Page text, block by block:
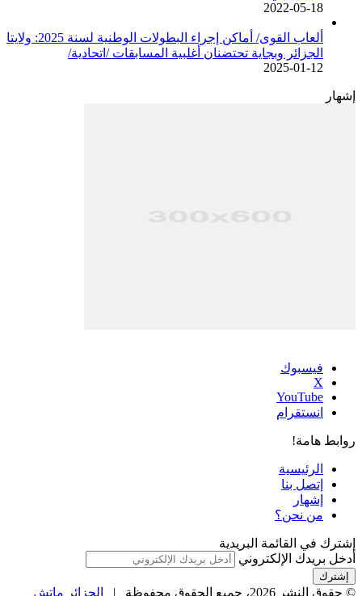
2022-05-18
ألعاب القوى/ أماكن إجراء البطولات الوطنية لسنة 2025: ولايتا
الجزائر وبجاية تحتضنان أغلبية المسابقات /اتحادية/
2025-01-12
إشهار
فيسبوك
‫X
‫YouTube
انستقرام
روابط هامة!
الرئيسية
إتصل بنا
إشهار
من نحن؟
إشترك في القائمة البريدية
أدخل بريدك الإلكتروني
© حقوق النشر 2026، جميع الحقوق محفوظة | الجزائر ماتش